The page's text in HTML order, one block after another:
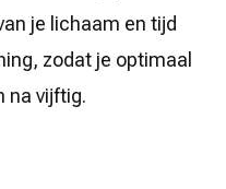
je lichaam en tijd
zodat je optimaal
na vijftig.